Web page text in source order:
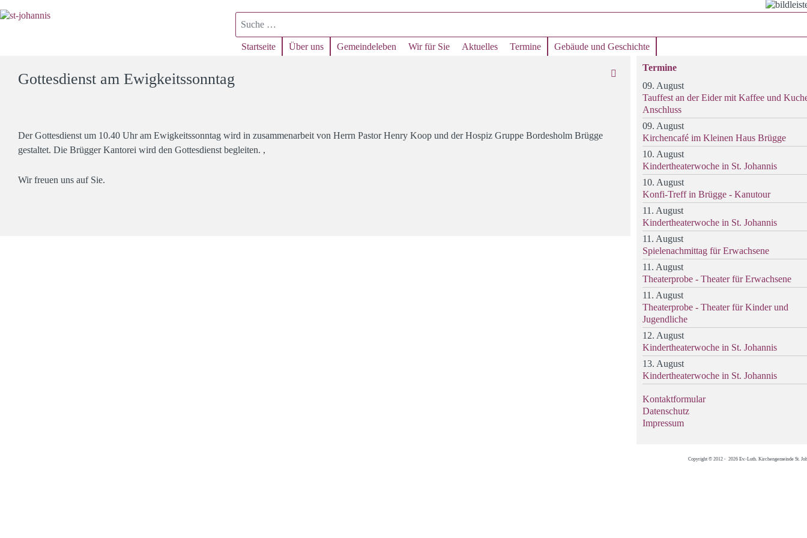
Suchen
Startseite Über uns Gemeindeleben Wir für Sie Aktuelles Termine Gebäude und Geschichte
Gottesdienst am Ewigkeitssonntag
Der Gottesdienst um 10.40 Uhr am Ewigkeitssonntag wird in zusammenarbeit von Herrn Pastor Henry Koop und der Hospiz Gruppe Bordesholm Brügge
gestaltet. Die Brügger Kantorei wird den Gottesdienst begleiten. ,
Wir freuen uns auf Sie.
Termine
09. August
Tauffest an der Eider mit Kaffee und
Anschluss
09. August
Kirchencafé im Kleinen Haus Brügge
10. August
Kindertheaterwoche in St. Johannis
10. August
Konfi-Treff in Brügge - Kanutour
11. August
Kindertheaterwoche in St. Johannis
11. August
Spielenachmittag für Erwachsene
11. August
Theaterprobe - Theater für Erwachsene
11. August
Theaterprobe - Theater für Kinder und
Jugendliche
12. August
Kindertheaterwoche in St. Johannis
13. August
Kindertheaterwoche in St. Johannis
Kontaktformular
Datenschutz
Impressum
Copyright © 2012 - 2026 Ev.-Luth. Kirchengemeinde St.